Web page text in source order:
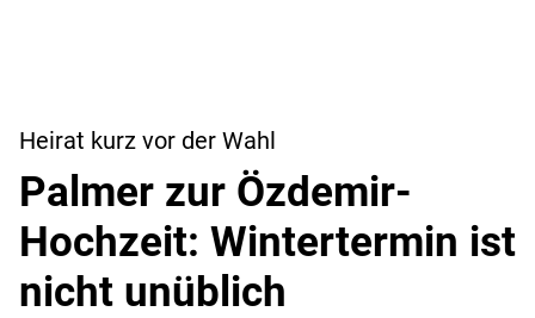
Heirat kurz vor der Wahl
Palmer zur Özdemir-
Hochzeit: Wintertermin ist
nicht unüblich